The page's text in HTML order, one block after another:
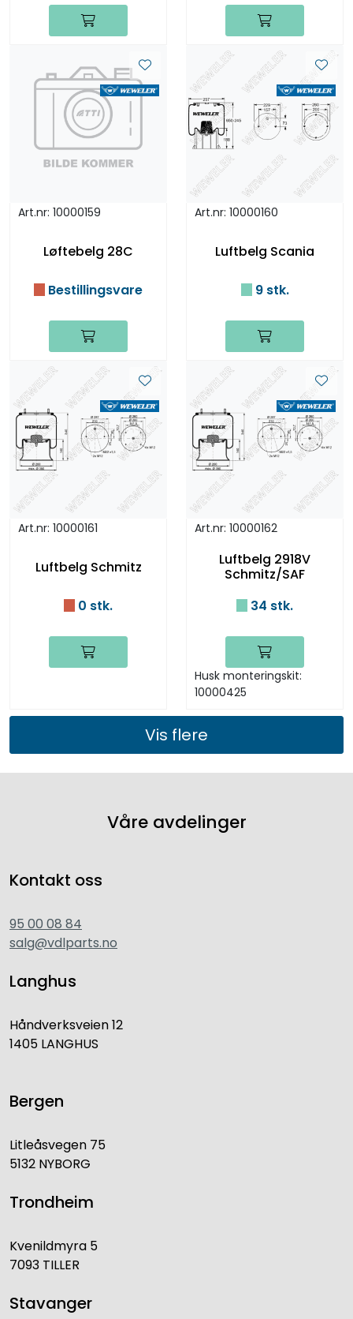
Art.nr: 10000159
Løftebelg 28C
Bestillingsvare
Art.nr: 10000160
Luftbelg Scania
9 stk.
Art.nr: 10000161
Luftbelg Schmitz
0 stk.
Art.nr: 10000162
Luftbelg 2918V
Schmitz/SAF
34 stk.
Husk monteringskit:
10000425
Vis flere
Våre avdelinger
Kontakt oss
95 00 08 84
salg@vdlparts.no
Langhus
Håndverksveien 12
1405 LANGHUS
Bergen
Litleåsvegen 75
5132 NYBORG
Trondheim
Kvenildmyra 5
7093 TILLER
Stavanger